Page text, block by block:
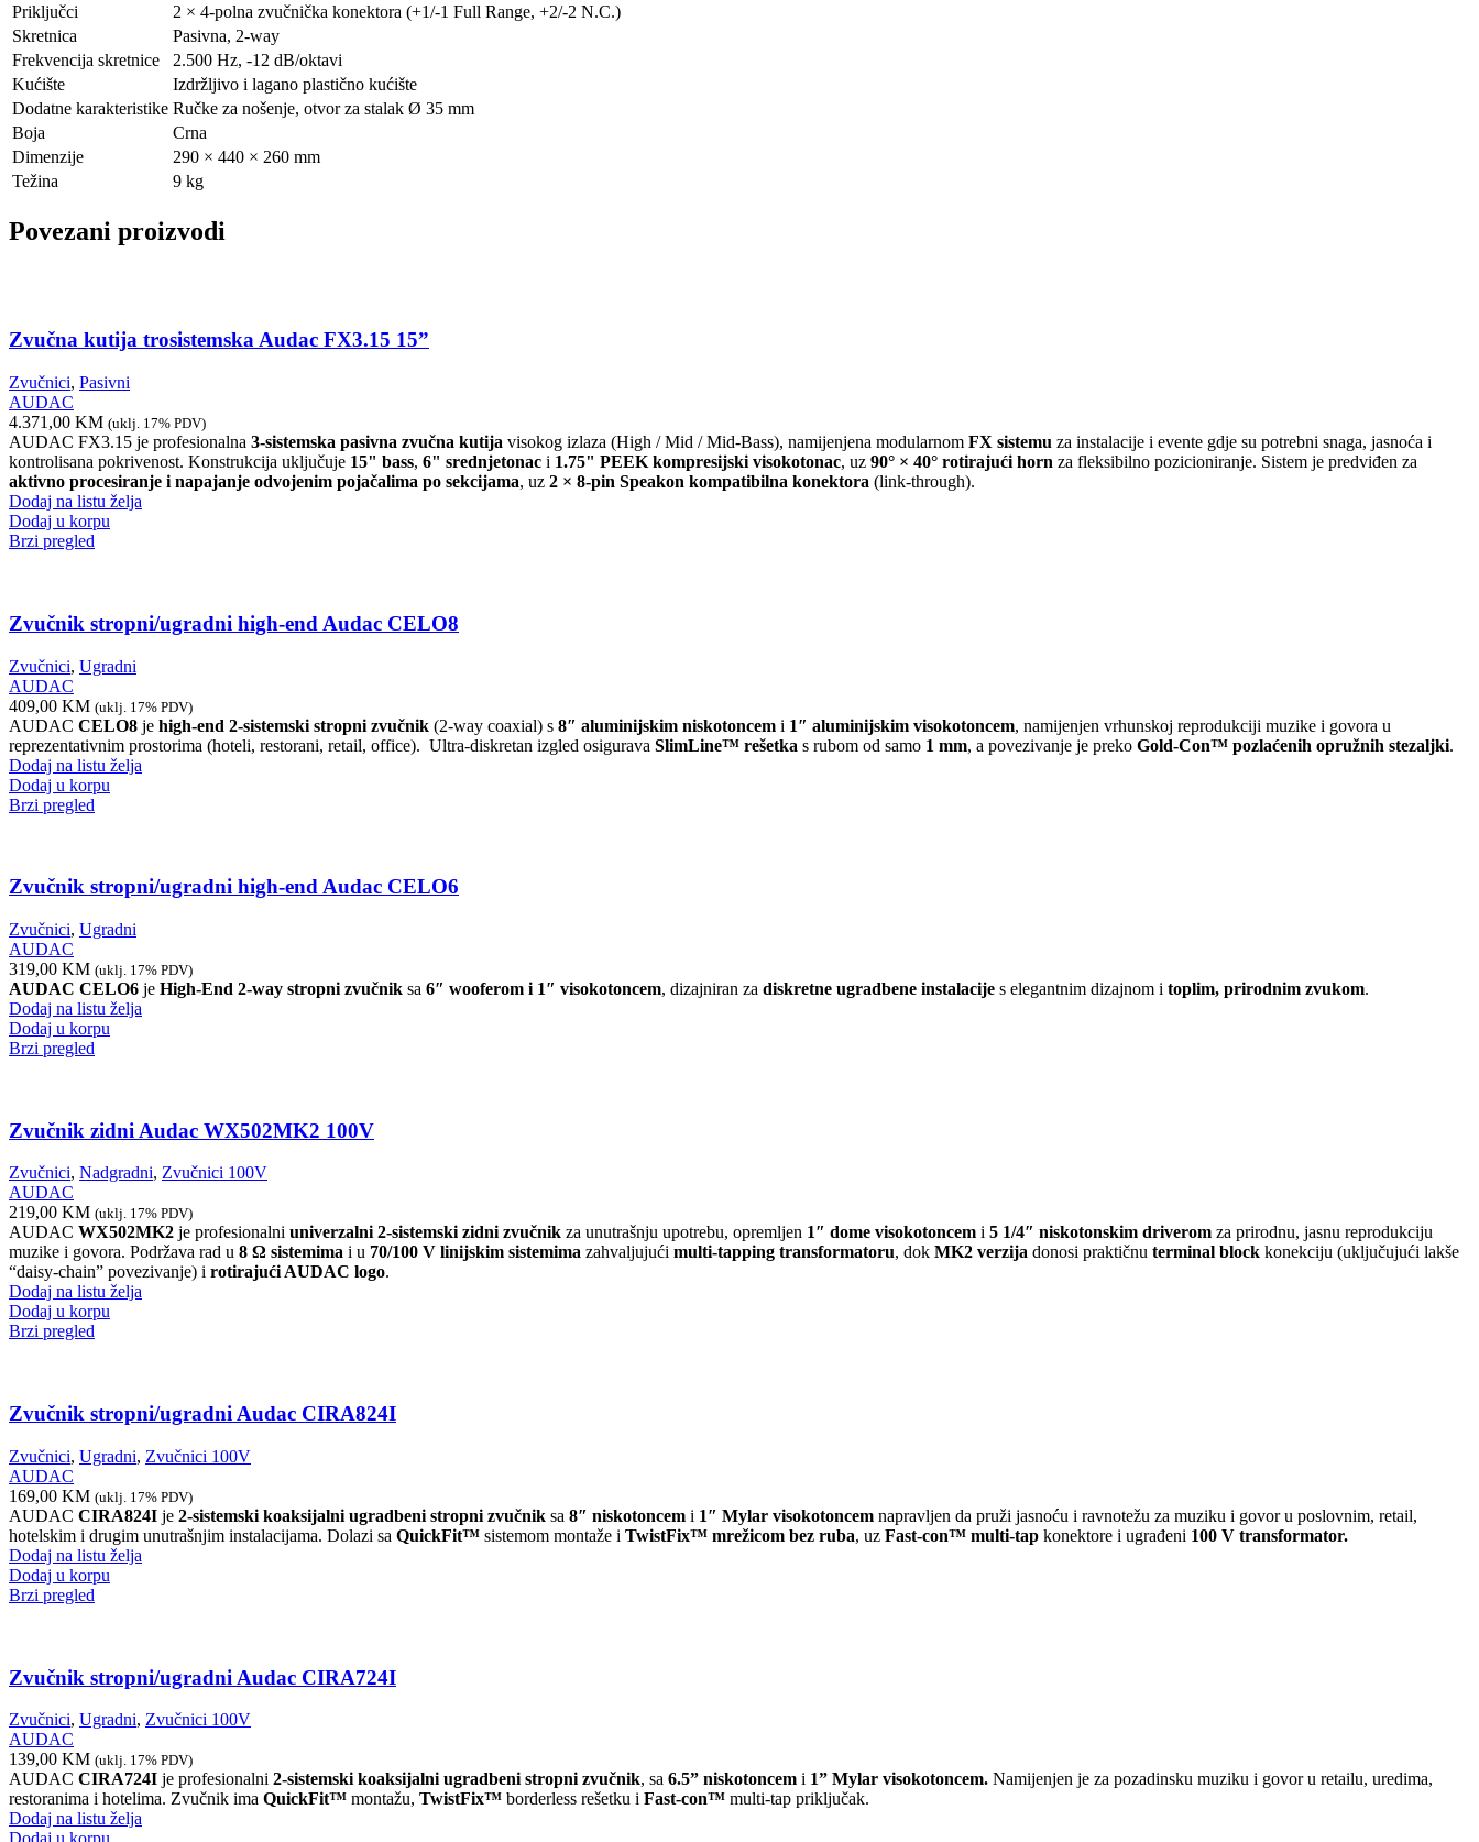
Priključci
2 × 4-polna zvučnička konektora (+1/-1 Full Range, +2/-2 N.C.)
Skretnica
Pasivna, 2-way
Frekvencija skretnice
2.500 Hz, -12 dB/oktavi
Kućište
Izdržljivo i lagano plastično kućište
Dodatne karakteristike Ručke za nošenje, otvor za stalak Ø 35 mm
Boja
Crna
Dimenzije
290 × 440 × 260 mm
Težina
9 kg
Povezani proizvodi
Zvučna kutija trosistemska Audac FX3.15 15”
Zvučnici, Pasivni
AUDAC
4.371,00 KM (uklj. 17% PDV)
AUDAC FX3.15 je profesionalna 3-sistemska pasivna zvučna kutija visokog izlaza (High / Mid / Mid-Bass), namijenjena modularnom FX sistemu za instalacije i evente gdje su potrebni snaga, jasnoća i
kontrolisana pokrivenost. Konstrukcija uključuje 15" bass, 6" srednjetonac i 1.75" PEEK kompresijski visokotonac, uz 90° × 40° rotirajući horn za fleksibilno pozicioniranje. Sistem je predviđen za
aktivno procesiranje i napajanje odvojenim pojačalima po sekcijama, uz 2 × 8-pin Speakon kompatibilna konektora (link-through).
Dodaj na listu želja
Dodaj u korpu
Brzi pregled
Zvučnik stropni/ugradni high-end Audac CELO8
Zvučnici, Ugradni
AUDAC
409,00 KM (uklj. 17% PDV)
AUDAC CELO8 je high-end 2-sistemski stropni zvučnik (2-way coaxial) s 8″ aluminijskim niskotoncem i 1″ aluminijskim visokotoncem, namijenjen vrhunskoj reprodukciji muzike i govora u
reprezentativnim prostorima (hoteli, restorani, retail, office). Ultra-diskretan izgled osigurava SlimLine™ rešetka s rubom od samo 1 mm, a povezivanje je preko Gold-Con™ pozlaćenih opružnih stezaljki.
Dodaj na listu želja
Dodaj u korpu
Brzi pregled
Zvučnik stropni/ugradni high-end Audac CELO6
Zvučnici, Ugradni
AUDAC
319,00 KM (uklj. 17% PDV)
AUDAC CELO6 je High-End 2-way stropni zvučnik sa 6″ wooferom i 1″ visokotoncem, dizajniran za diskretne ugradbene instalacije s elegantnim dizajnom i toplim, prirodnim zvukom.
Dodaj na listu želja
Dodaj u korpu
Brzi pregled
Zvučnik zidni Audac WX502MK2 100V
Zvučnici, Nadgradni, Zvučnici 100V
AUDAC
219,00 KM (uklj. 17% PDV)
AUDAC WX502MK2 je profesionalni univerzalni 2-sistemski zidni zvučnik za unutrašnju upotrebu, opremljen 1″ dome visokotoncem i 5 1/4″ niskotonskim driverom za prirodnu, jasnu reprodukciju
muzike i govora. Podržava rad u 8 Ω sistemima i u 70/100 V linijskim sistemima zahvaljujući multi-tapping transformatoru, dok MK2 verzija donosi praktičnu terminal block konekciju (uključujući lakše
“daisy-chain” povezivanje) i rotirajući AUDAC logo.
Dodaj na listu želja
Dodaj u korpu
Brzi pregled
Zvučnik stropni/ugradni Audac CIRA824I
Zvučnici, Ugradni, Zvučnici 100V
AUDAC
169,00 KM (uklj. 17% PDV)
AUDAC CIRA824I je 2-sistemski koaksijalni ugradbeni stropni zvučnik sa 8″ niskotoncem i 1″ Mylar visokotoncem napravljen da pruži jasnoću i ravnotežu za muziku i govor u poslovnim, retail,
hotelskim i drugim unutrašnjim instalacijama. Dolazi sa QuickFit™ sistemom montaže i TwistFix™ mrežicom bez ruba, uz Fast-con™ multi-tap konektore i ugrađeni 100 V transformator.
Dodaj na listu želja
Dodaj u korpu
Brzi pregled
Zvučnik stropni/ugradni Audac CIRA724I
Zvučnici, Ugradni, Zvučnici 100V
AUDAC
139,00 KM (uklj. 17% PDV)
AUDAC CIRA724I je profesionalni 2-sistemski koaksijalni ugradbeni stropni zvučnik, sa 6.5” niskotoncem i 1” Mylar visokotoncem. Namijenjen je za pozadinsku muziku i govor u retailu, uredima,
restoranima i hotelima. Zvučnik ima QuickFit™ montažu, TwistFix™ borderless rešetku i Fast-con™ multi-tap priključak.
Dodaj na listu želja